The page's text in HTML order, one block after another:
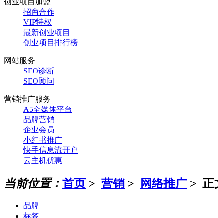
创业项目加盟
招商合作
VIP特权
最新创业项目
创业项目排行榜
网站服务
SEO诊断
SEO顾问
营销推广服务
A5全媒体平台
品牌营销
企业会员
小红书推广
快手信息流开户
云主机优惠
当前位置： 首页 > 营销 > 网络推广 > 正
品牌
标签